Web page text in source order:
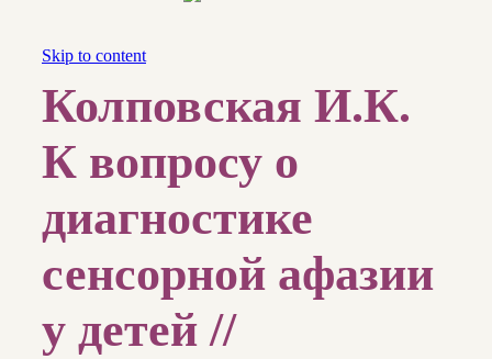
Skip to content
Колповская И.К.
К вопросу о
диагностике
сенсорной афазии
у детей //